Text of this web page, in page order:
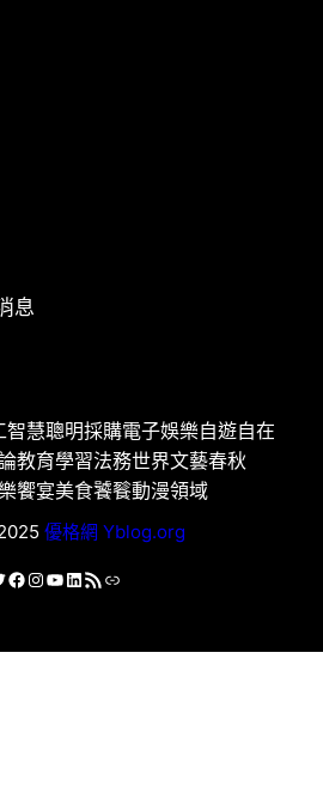
息
智慧聰明採購電子娛樂自遊自在
教育學習法務世界文藝春秋
饗宴美食饕餮動漫領域
優格網 Yblog.org
Facebook
Instagram
YouTube
LinkedIn
RSS 資訊提供連結